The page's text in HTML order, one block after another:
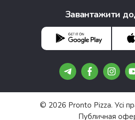
Завантажити
© 2026 Pronto Pizza. Усі
Публичная